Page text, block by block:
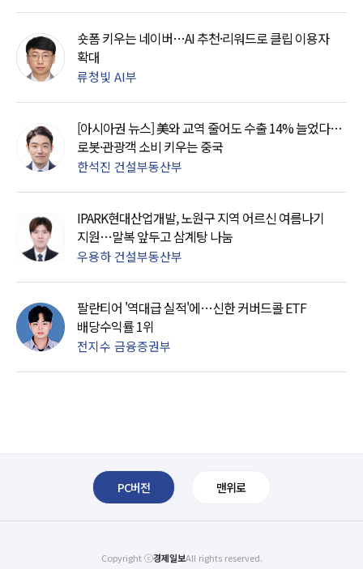
숏폼 키우는 네이버…AI 추천·리워드로 클립 이용자
확대
류청빛 AI부
[아시아권 뉴스] 美와 교역 줄어도 수출 14% 늘었다…
로봇·관광객 소비 키우는 중국
한석진 건설부동산부
IPARK현대산업개발, 노원구 지역 어르신 여름나기
지원…말복 앞두고 삼계탕 나눔
우용하 건설부동산부
팔란티어 '역대급 실적'에…신한 커버드콜 ETF
배당수익률 1위
전지수 금융증권부
PC버전 맨위로
Copyright ⓒ경제일보All rights reserved.